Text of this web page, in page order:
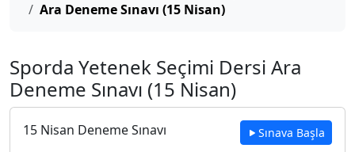
Ara Deneme Sınavı (15 Nisan)
Sporda Yetenek Seçimi Dersi Ara
Deneme Sınavı (15 Nisan)
15 Nisan Deneme Sınavı Sınava Başla